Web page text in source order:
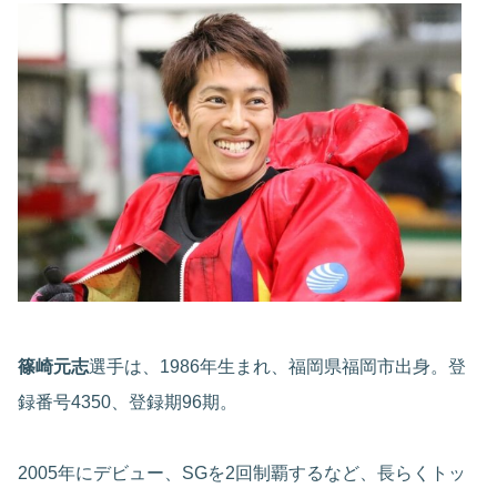
篠崎元志選手は、1986年生まれ、福岡県福岡市出身。登
録番号4350、登録期96期。
2005年にデビュー、SGを2回制覇するなど、長らくトッ